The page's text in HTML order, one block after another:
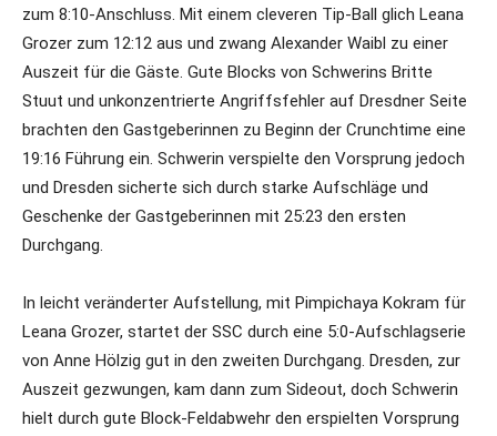
zum 8:10-Anschluss. Mit einem cleveren Tip-Ball glich Leana
Grozer zum 12:12 aus und zwang Alexander Waibl zu einer
Auszeit für die Gäste. Gute Blocks von Schwerins Britte
Stuut und unkonzentrierte Angriffsfehler auf Dresdner Seite
brachten den Gastgeberinnen zu Beginn der Crunchtime eine
19:16 Führung ein. Schwerin verspielte den Vorsprung jedoch
und Dresden sicherte sich durch starke Aufschläge und
Geschenke der Gastgeberinnen mit 25:23 den ersten
Durchgang.
In leicht veränderter Aufstellung, mit Pimpichaya Kokram für
Leana Grozer, startet der SSC durch eine 5:0-Aufschlagserie
von Anne Hölzig gut in den zweiten Durchgang. Dresden, zur
Auszeit gezwungen, kam dann zum Sideout, doch Schwerin
hielt durch gute Block-Feldabwehr den erspielten Vorsprung